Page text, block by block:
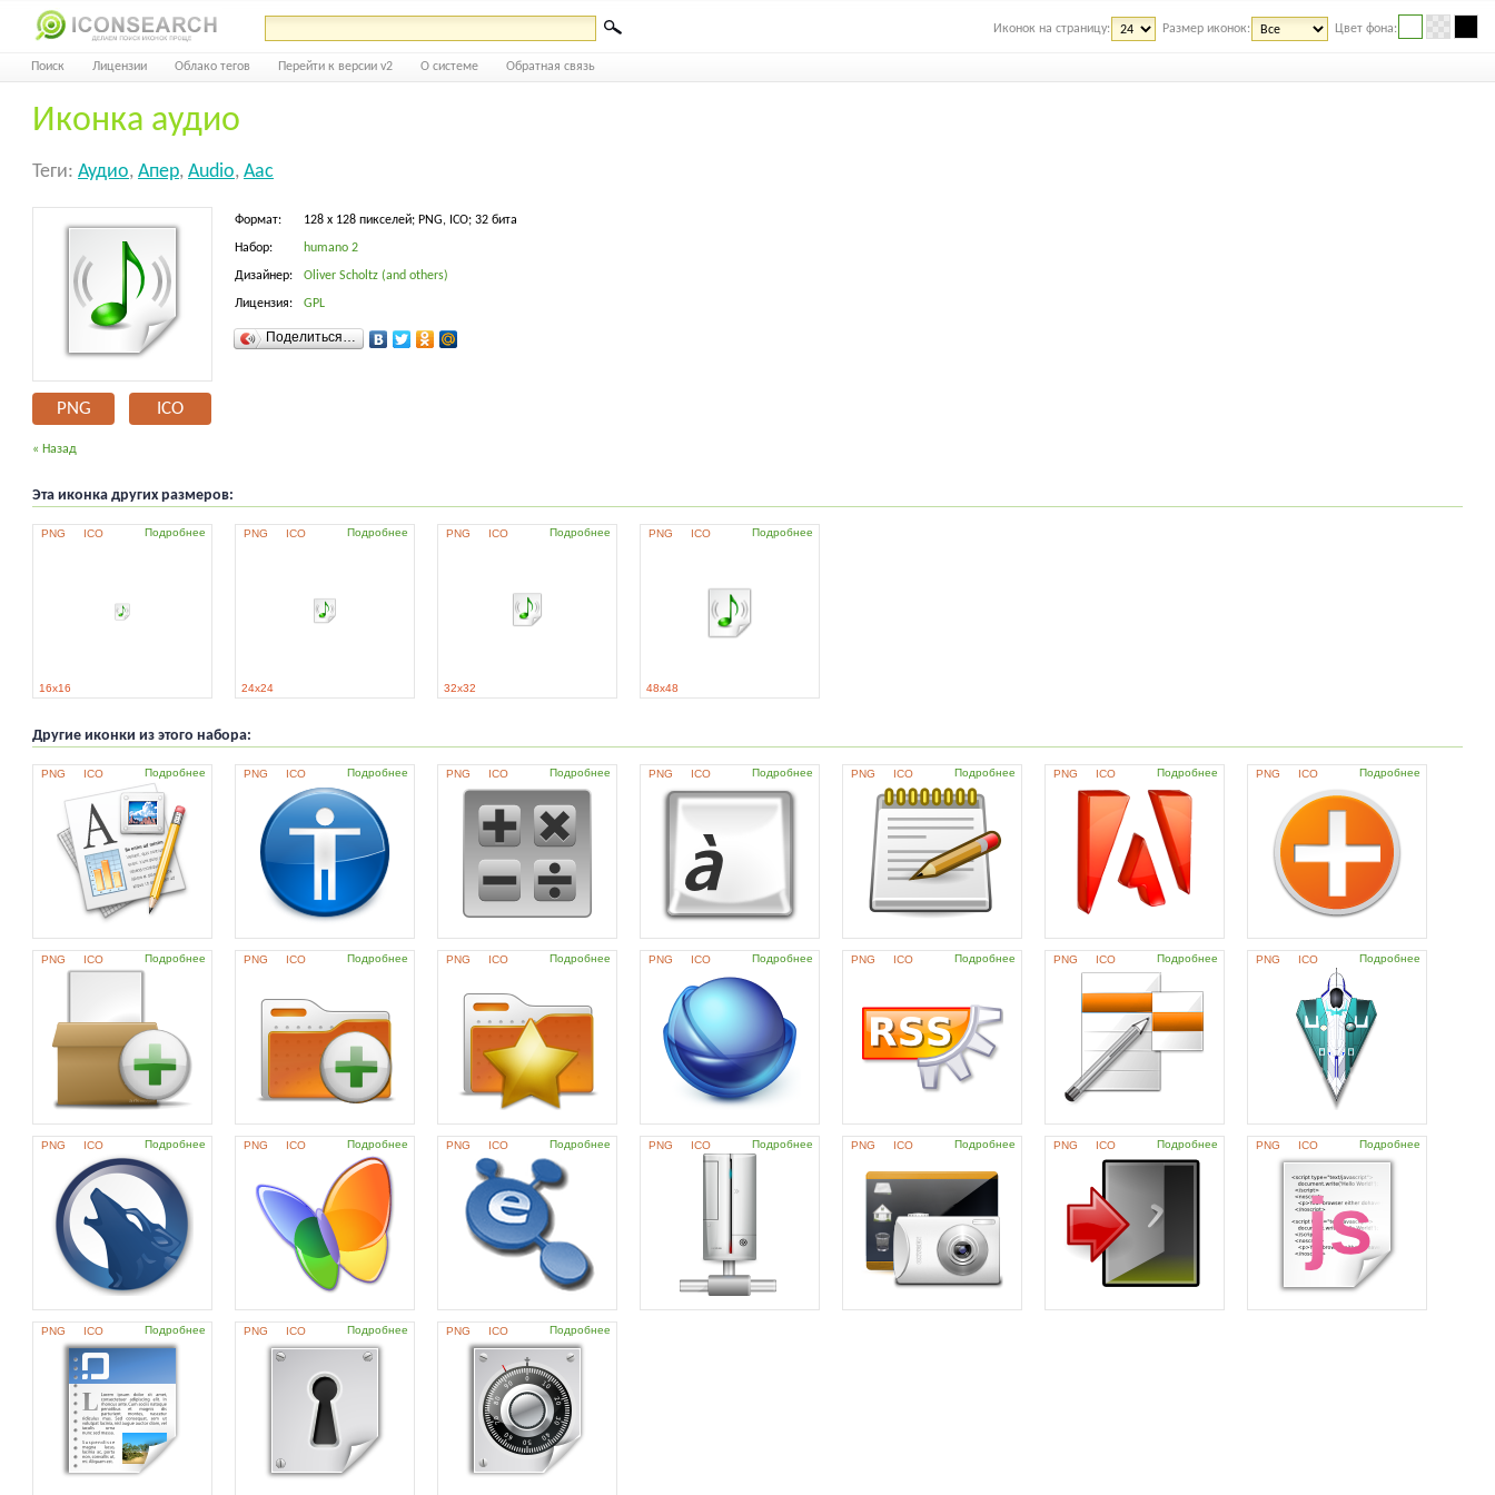
Иконок на страницу: Размер иконок: Цвет фона:
Поиск Лицензии Облако тегов Перейти к версии v2 О системе Обратная связь
Иконка аудио
Теги: Аудио, Апер, Audio, Aac
PNG ICO
Формат: 128 x 128 пикселей; PNG, ICO; 32 бита
Набор: humano 2
Дизайнер: Oliver Scholtz (and others)
Лицензия: GPL
Поделиться…
« Назад
Эта иконка других размеров:
PNG ICO Подробнее
16x16
PNG ICO Подробнее
24x24
PNG ICO Подробнее
32x32
PNG ICO Подробнее
48x48
Другие иконки из этого набора:
PNG ICO Подробнее PNG ICO Подробнее PNG ICO Подробнее PNG ICO Подробнее PNG ICO Подробнее PNG ICO Подробнее PNG ICO Подробнее
PNG ICO Подробнее PNG ICO Подробнее PNG ICO Подробнее PNG ICO Подробнее PNG ICO Подробнее PNG ICO Подробнее PNG ICO Подробнее
PNG ICO Подробнее PNG ICO Подробнее PNG ICO Подробнее PNG ICO Подробнее PNG ICO Подробнее PNG ICO Подробнее PNG ICO Подробнее
PNG ICO Подробнее PNG ICO Подробнее PNG ICO Подробнее